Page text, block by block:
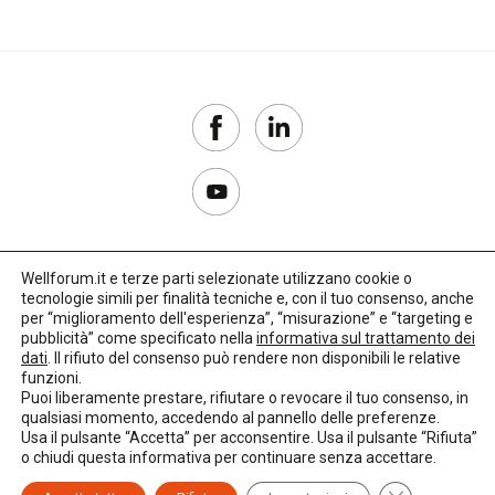
Copyright 2017–2026
Privacy Policy
Credits: LO Studio
Wellforum.it e terze parti selezionate utilizzano cookie o
tecnologie simili per finalità tecniche e, con il tuo consenso, anche
per “miglioramento dell'esperienza”, “misurazione” e “targeting e
pubblicità” come specificato nella informativa sul trattamento dei
dati . Il rifiuto del consenso può rendere non disponibili le relative
funzioni.
Puoi liberamente prestare, rifiutare o revocare il tuo consenso, in
qualsiasi momento, accedendo al pannello delle preferenze.
Usa il pulsante “Accetta” per acconsentire. Usa il pulsante “Rifiuta”
o chiudi questa informativa per continuare senza accettare.